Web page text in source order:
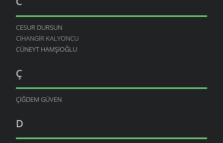
CESUR DURSUN
CIHANGIR KALYONCU
CÜNEYT HAMŞIOĞLU
Ç
ÇIĞDEM GÜVEN
D